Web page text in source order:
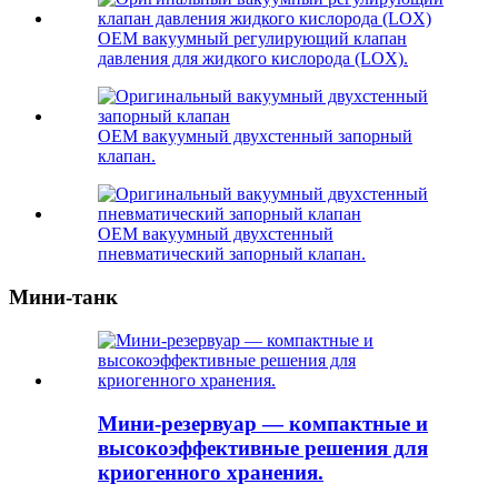
OEM вакуумный регулирующий клапан
давления для жидкого кислорода (LOX).
OEM вакуумный двухстенный запорный
клапан.
OEM вакуумный двухстенный
пневматический запорный клапан.
Мини-танк
Мини-резервуар — компактные и
высокоэффективные решения для
криогенного хранения.